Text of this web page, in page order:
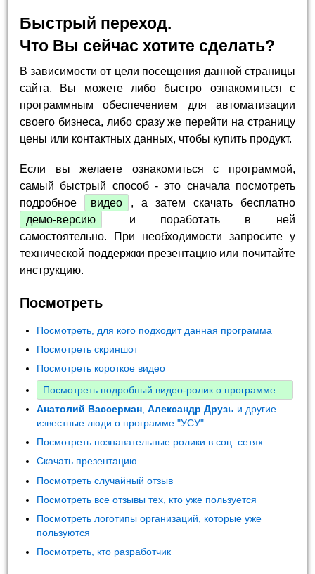
Быстрый переход.
Что Вы сейчас хотите сделать?
В зависимости от цели посещения данной страницы
сайта, Вы можете либо быстро ознакомиться с
программным обеспечением для автоматизации
своего бизнеса, либо сразу же перейти на страницу
цены или контактных данных, чтобы купить продукт.
Если вы желаете ознакомиться с программой,
самый быстрый способ - это сначала посмотреть
подробное
видео
, а затем скачать бесплатно
демо-версию
и поработать в ней
самостоятельно. При необходимости запросите у
технической поддержки презентацию или почитайте
инструкцию.
Посмотреть
Посмотреть, для кого подходит данная программа
Посмотреть скриншот
Посмотреть короткое видео
Посмотреть подробный видео-ролик о программе
Анатолий Вассерман ,Александр Друзь и другие
известные люди о программе "УСУ"
Посмотреть познавательные ролики в соц. сетях
Скачать презентацию
Посмотреть случайный отзыв
Посмотреть все отзывы тех, кто уже пользуется
Посмотреть логотипы организаций, которые уже
пользуются
Посмотреть, кто разработчик